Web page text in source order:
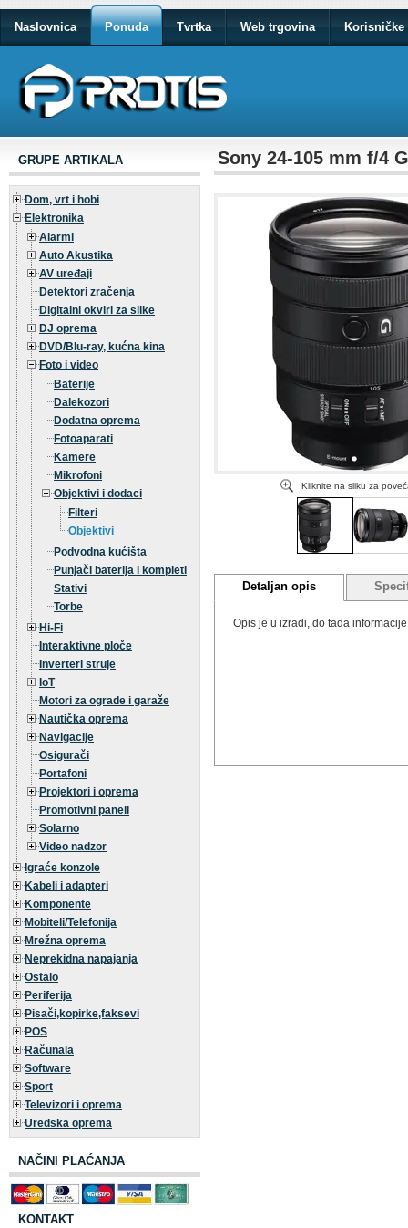
Naslovnica Ponuda Tvrtka Web trgovina Korisničke
GRUPE ARTIKALA
Dom, vrt i hobi
Elektronika
Alarmi
Auto Akustika
AV uređaji
Detektori zračenja
Digitalni okviri za slike
DJ oprema
DVD/Blu-ray, kućna kina
Foto i video
Baterije
Dalekozori
Dodatna oprema
Fotoaparati
Kamere
Mikrofoni
Objektivi i dodaci
Filteri
Objektivi
Podvodna kućišta
Punjači baterija i kompleti
Stativi
Torbe
Hi-Fi
Interaktivne ploče
Inverteri struje
IoT
Motori za ograde i garaže
Nautička oprema
Navigacije
Osigurači
Portafoni
Projektori i oprema
Promotivni paneli
Solarno
Video nadzor
Igraće konzole
Kabeli i adapteri
Komponente
Mobiteli/Telefonija
Mrežna oprema
Neprekidna napajanja
Ostalo
Periferija
Pisači,kopirke,faksevi
POS
Računala
Software
Sport
Televizori i oprema
Uredska oprema
NAČINI PLAĆANJA
KONTAKT
Sony 24-105 mm f/4
Kliknite na sliku za
Detaljan opis
Opis je u izradi, do tada